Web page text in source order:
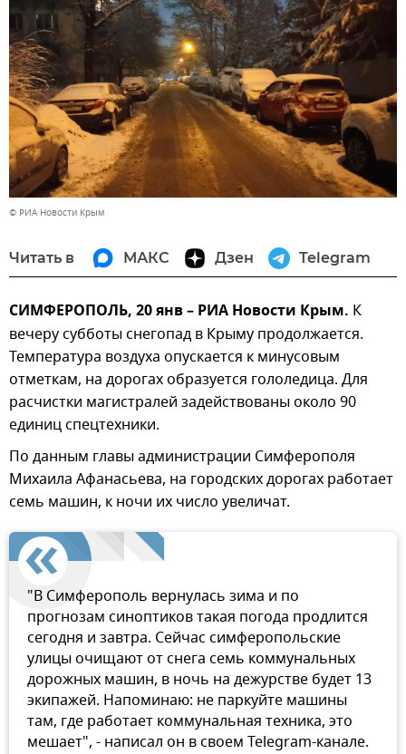
© РИА Новости Крым
Читать в МАКС Дзен Telegram
СИМФЕРОПОЛЬ, 20 янв – РИА Новости Крым. К
вечеру субботы снегопад в Крыму продолжается.
Температура воздуха опускается к минусовым
отметкам, на дорогах образуется гололедица. Для
расчистки магистралей задействованы около 90
единиц спецтехники.
По данным главы администрации Симферополя
Михаила Афанасьева, на городских дорогах работает
семь машин, к ночи их число увеличат.
"В Симферополь вернулась зима и по
прогнозам синоптиков такая погода продлится
сегодня и завтра. Сейчас симферопольские
улицы очищают от снега семь коммунальных
дорожных машин, в ночь на дежурстве будет 13
экипажей. Напоминаю: не паркуйте машины
там, где работает коммунальная техника, это
мешает", - написал он в своем Telegram-канале.